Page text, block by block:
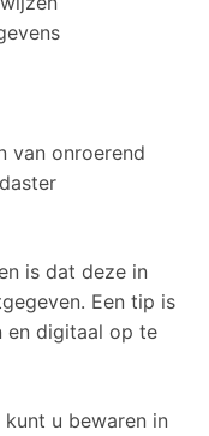
van onroerend
is dat deze in
Een tip is
en digitaal op te
u bewaren in